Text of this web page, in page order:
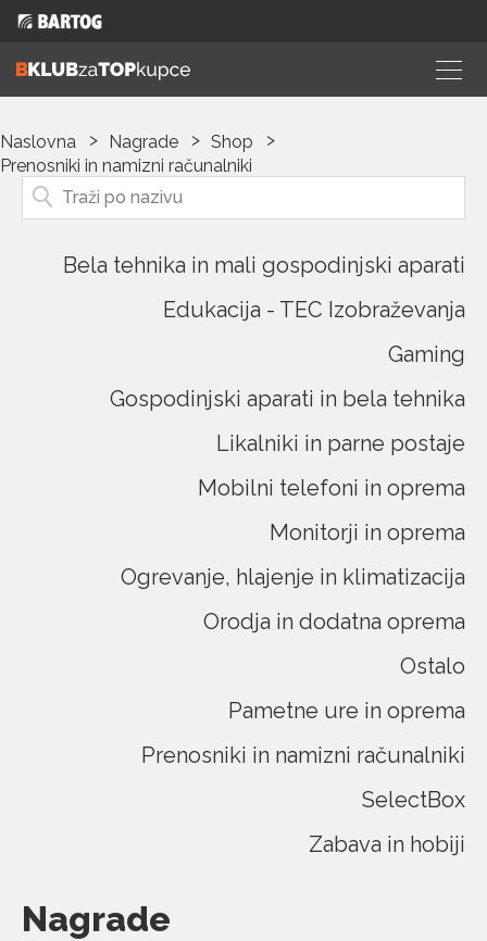
Naslovna Nagrade
Shop
Prenosniki in namizni računalniki
Bela tehnika in mali gospodinjski aparati
Edukacija - TEC Izobraževanja
Gaming
Gospodinjski aparati in bela tehnika
Likalniki in parne postaje
Mobilni telefoni in oprema
Monitorji in oprema
Ogrevanje, hlajenje in klimatizacija
Orodja in dodatna oprema
Ostalo
Pametne ure in oprema
Prenosniki in namizni računalniki
SelectBox
Zabava in hobiji
Nagrade